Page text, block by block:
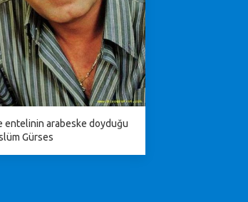
entelinin arabeske doyduğu
Gürses